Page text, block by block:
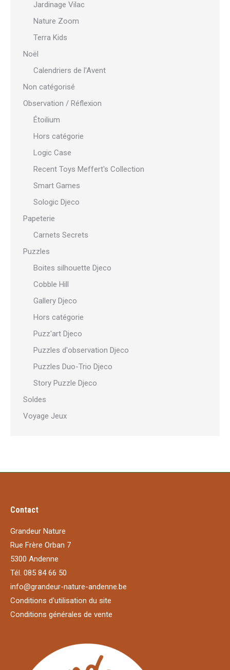
Jardinage Vilac
Nature Zoom
Terra Kids
Noël
Calendriers de l'Avent
Non catégorisé
Observation / Réflexion
Étoilium
Hors catégorie
Logic Case
Recent Toys Meffert's Collection
Smart Games
Sologic Djeco
Papeterie
Carnets Secrets
Puzzles
Boites silhouette Djeco
Cobble Hill
Gallery Djeco
Hors catégorie
Puzz'art Djeco
Puzzles d'observation Djeco
Puzzles Duo-Trio Djeco
Story Puzzle Djeco
Soldes
Voyage Jeux
Contact
Grandeur Nature
Rue Frère Orban 7
5300 Andenne
Tél. 085 84 66 50
info@grandeur-nature-andenne.be
Conditions d'utilisation du site
Conditions générales de vente